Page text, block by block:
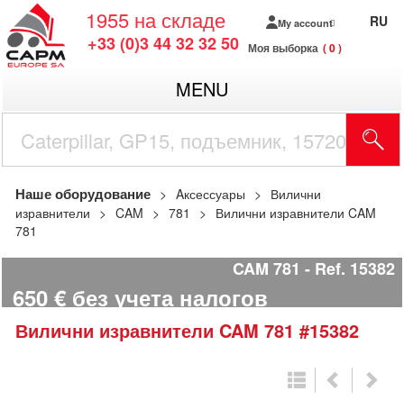
1955 на складе
+33 (0)3 44 32 32 50
My account
Моя выборка 0
RU
MENU
Наше оборудование Aксессуары
Вилични
изравнители
CAM 781
Вилични изравнители CAM
781
CAM 781 Ref. 15382
650 € без учета налогов
Вилични изравнители CAM 781 #15382